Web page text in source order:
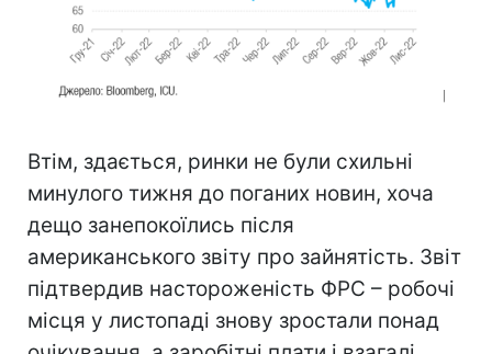
Втім, здається, ринки не були схильні
минулого тижня до поганих новин, хоча
дещо занепокоїлись після
американського звіту про зайнятість. Звіт
підтвердив настороженість ФРС – робочі
місця у листопаді знову зростали понад